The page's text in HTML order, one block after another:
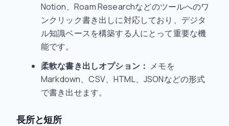
Notion、Roam Researchなどのツールへのワ
ンクリック書き出しに対応しており、デジタ
ル知識ベースを構築する人にとって重要な機
能です。
柔軟な書き出しオプション： メモを
Markdown、CSV、HTML、JSONなどの形式
で書き出せます。
長所と短所